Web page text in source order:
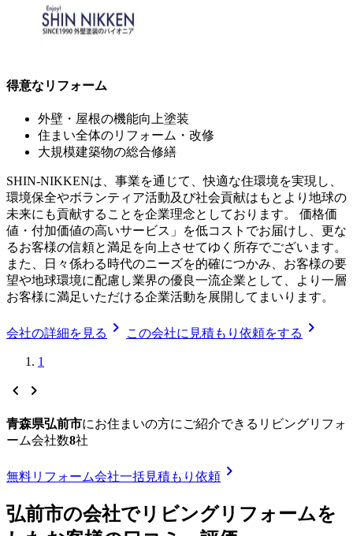
得意なリフォーム
外壁・屋根の機能向上塗装
住まい全体のリフォーム・改修
大規模建築物の総合修繕
SHIN-NIKKENは、事業を通じて、快適な住環境を実現し、
環境保全やボランティア活動及び社会貢献はもとより地球の
未来にも貢献することを企業理念としております。 価格価
値・付加価値の高いサービス」を低コストでお届けし、更な
るお客様の信頼と満足を向上させてゆく所存でございます。
また、日々係わる時代のニーズを的確につかみ、お客様の要
望や地球環境に配慮し業界の優良一流企業として、より一層
お客様に満足いただける企業活動を展開してまいります。
会社の詳細を見る chevron_right この会社に見積もり依頼をする chevron_right
1
chevron_left chevron_right
青森県弘前市にお住まいの方にご紹介できる リビングリフォ
ーム会社数8社
無料リフォーム会社一括見積もり依頼 chevron_right
弘前市の会社でリビングリフォームを